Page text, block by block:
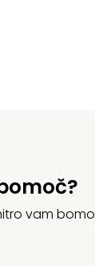
vam bomo